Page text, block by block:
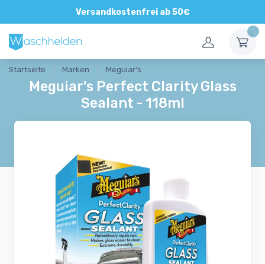
Versandkostenfrei ab 50€
Direkte und persönliche Beratung
Startseite Marken Meguiar's
Meguiar's Perfect Clarity Glass
Sealant - 118ml